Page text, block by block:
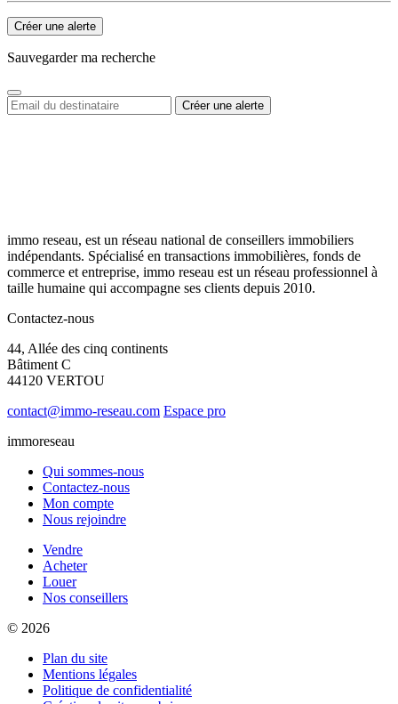
Créer une alerte
Sauvegarder ma recherche
immo reseau, est un réseau national de conseillers immobiliers
indépendants. Spécialisé en transactions immobilières, fonds de
commerce et entreprise, immo reseau est un réseau professionnel à
taille humaine qui accompagne ses clients depuis 2010.
Contactez-nous
44, Allée des cinq continents
Bâtiment C
44120 VERTOU
contact@immo-reseau.com Espace pro
immoreseau
Qui sommes-nous
Contactez-nous
Mon compte
Nous rejoindre
Vendre
Acheter
Louer
Nos conseillers
© 2026
Plan du site
Mentions légales
Politique de confidentialité